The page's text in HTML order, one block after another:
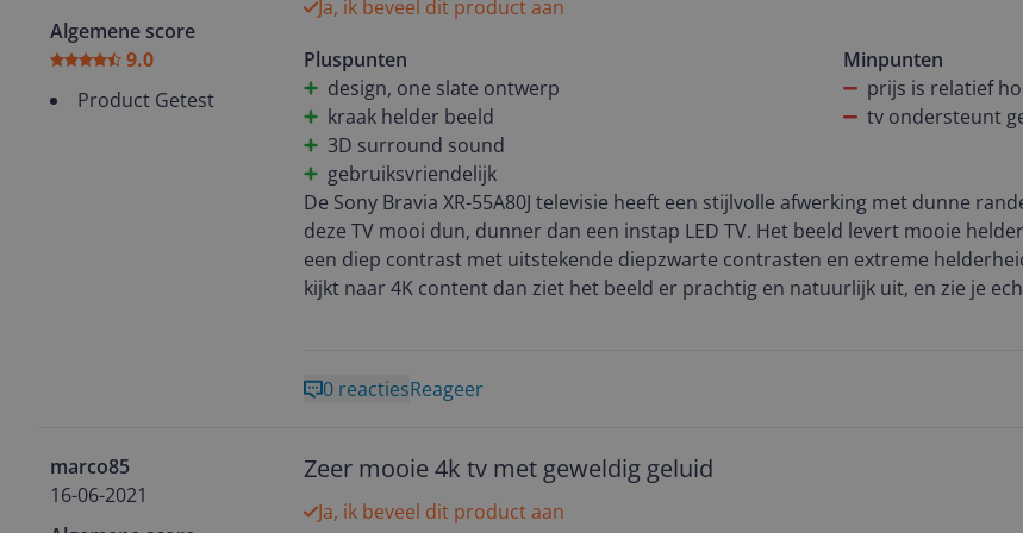
afstandbediening van KPN tv ontvanger.
Algemene score
9.0
Product Getest
De Sony Bravia XR-55A80J televisie heeft een stijlvolle afwerking met dunne
deze TV mooi dun, dunner dan een instap LED TV. Het beeld levert mooie
een diep contrast met uitstekende diepzwarte contrasten en extreme
kijkt naar 4K content dan ziet het beeld er prachtig en natuurlijk uit, en zie je
letterlijk de kamer binnen.
De Sony Bravia 3D surround Sound biedt zeker ook een meerwaarde t.o.v.
De Sony Bravia XR-55A80J is een gebruiksvriendelijke televisie (installatie,
afstandsbediening met snelknoppen, handige snelmenu's op de home pagina,
Kortom op vele gebieden een top TV. Het enige minpuntje is de relatief hoge
Pluspunten
design, one slate ontwerp
kraak helder beeld
3D surround sound
gebruiksvriendelijk
Minpunten
prijs is relatief
tv ondersteunt
Ja, ik beveel dit product aan
0 reactiesReageer
marco85
16-06-2021
Zeer mooie 4k tv met geweldig geluid
Ja, ik beveel dit product aan